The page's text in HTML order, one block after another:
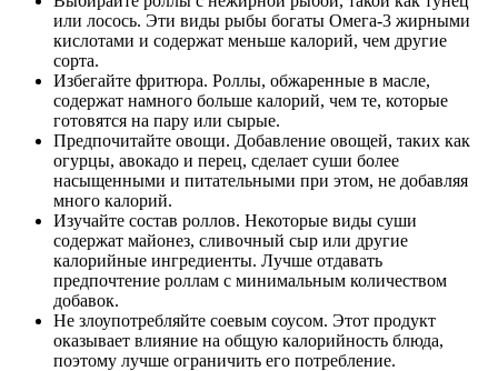
или лосось. Эти виды рыбы богаты Омега-3 жирными
кислотами и содержат меньше калорий, чем другие
сорта.
Избегайте фритюра. Роллы, обжаренные в масле,
содержат намного больше калорий, чем те, которые
готовятся на пару или сырые.
Предпочитайте овощи. Добавление овощей, таких как
огурцы, авокадо и перец, сделает суши более
насыщенными и питательными при этом, не добавляя
много калорий.
Изучайте состав роллов. Некоторые виды суши
содержат майонез, сливочный сыр или другие
калорийные ингредиенты. Лучше отдавать
предпочтение роллам с минимальным количеством
добавок.
Не злоупотребляйте соевым соусом. Этот продукт
оказывает влияние на общую калорийность блюда,
поэтому лучше ограничить его потребление.